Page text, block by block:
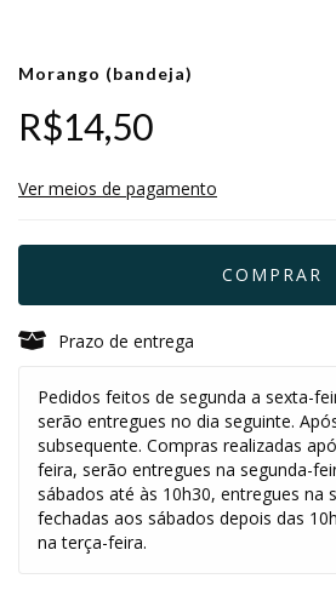
Morango (bandeja)
R$14,50
Ver meios de pagamento
Prazo de entrega
Pedidos feitos de segunda a sexta-
serão entregues no dia seguinte.
subsequente. Compras realizadas
feira, serão entregues na segunda-
sábados até às 10h30, entregues na
fechadas aos sábados depois das
na terça-feira.